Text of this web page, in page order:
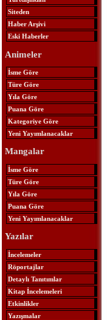
Siteden
Haber Arşivi
Eski Haberler
Animeler
İsme Göre
Türe Göre
Yıla Göre
Puana Göre
Kategoriye Göre
Yeni Yayımlanacaklar
Mangalar
İsme Göre
Türe Göre
Yıla Göre
Puana Göre
Yeni Yayımlanacaklar
Yazılar
İncelemeler
Röportajlar
Detaylı Tanıtımlar
Kitap İncelemeleri
Etkinlikler
Yazışmalar